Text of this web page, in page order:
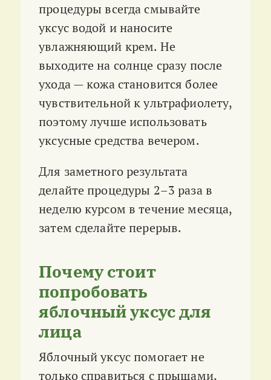
процедуры всегда смывайте
уксус водой и наносите
увлажняющий крем. Не
выходите на солнце сразу после
ухода — кожа становится более
чувствительной к ультрафиолету,
поэтому лучше использовать
уксусные средства вечером.
Для заметного результата
делайте процедуры 2–3 раза в
неделю курсом в течение месяца,
затем сделайте перерыв.
Почему стоит
попробовать
яблочный уксус для
лица
Яблочный уксус помогает не
только справиться с прыщами,